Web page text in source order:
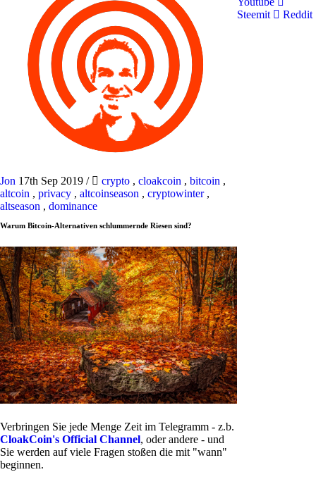
Jon 17th Sep 2019 / crypto , cloakcoin , bitcoin ,
altcoin , privacy , altcoinseason , cryptowinter,
altseason , dominance
Warum Bitcoin-Alternativen schlummernde Riesen sind?
Verbringen Sie jede Menge Zeit im Telegramm - z.b.
CloakCoin's Official Channel, oder andere - und
Sie werden auf viele Fragen stoßen die mit "wann"
beginnen.
Steemit
Reddit